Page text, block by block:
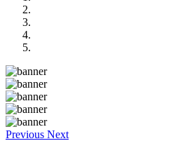
Previous Next